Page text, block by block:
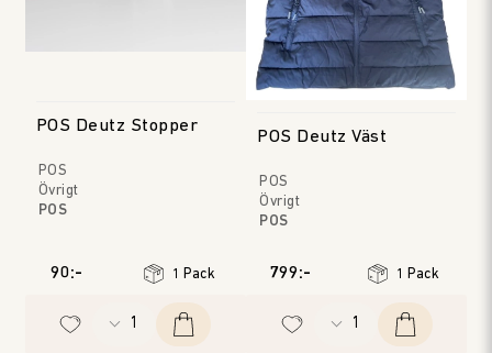
POS Deutz Stopper
POS
Övrigt
POS
90:- 1 Pack
POS Deutz Väst
POS
Övrigt
POS
799:- 1 Pack